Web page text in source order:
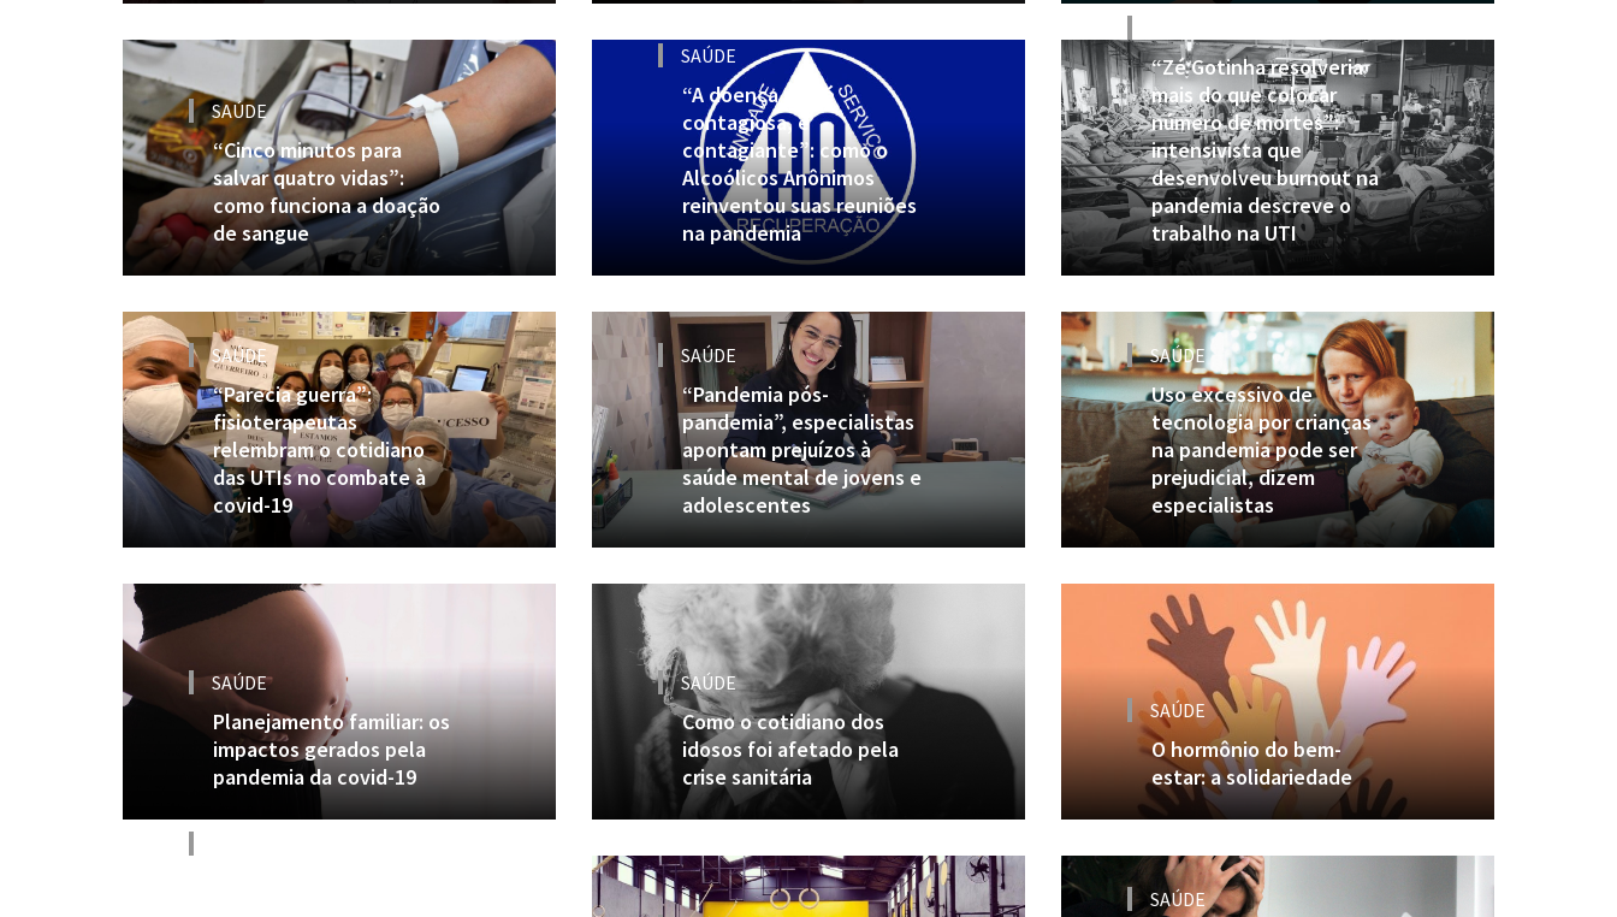
SAÚDE
“Cinco minutos para
salvar quatro vidas”:
como funciona a doação
de sangue
SAÚDE
“A doença não é
contagiosa, é
contagiante”: como o
Alcoólicos Anônimos
reinventou suas reuniões
na pandemia
“Zé Gotinha resolveria
mais do que colocar
número de mortes”:
intensivista que
desenvolveu burnout na
pandemia descreve o
trabalho na UTI
SAÚDE
“Parecia guerra”:
fisioterapeutas
relembram o cotidiano
das UTIs no combate à
covid-19
SAÚDE
“Pandemia pós-
pandemia”, especialistas
apontam prejuízos à
saúde mental de jovens e
adolescentes
SAÚDE
Uso excessivo de
tecnologia por crianças
na pandemia pode ser
prejudicial, dizem
especialistas
SAÚDE
Planejamento familiar: os
impactos gerados pela
pandemia da covid-19
SAÚDE
Como o cotidiano dos
idosos foi afetado pela
crise sanitária
SAÚDE
O hormônio do bem-
estar: a solidariedade
SAÚDE